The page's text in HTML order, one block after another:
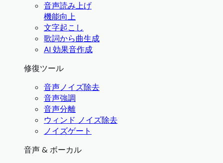
音声読み上げ
機能向上
文字起こし
歌詞から曲生成
AI 効果音作成
修復ツール
音声ノイズ除去
音声強調
音声分離
ウィンド ノイズ除去
ノイズゲート
音声 & ボーカル